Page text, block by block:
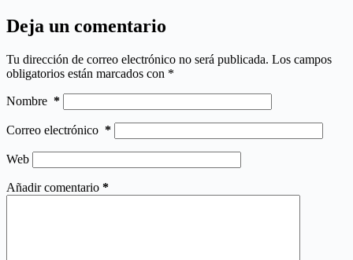
Deja un comentario
Tu dirección de correo electrónico no será publicada. Los campos
obligatorios están marcados con *
Nombre *
Correo electrónico *
Web
Añadir comentario *